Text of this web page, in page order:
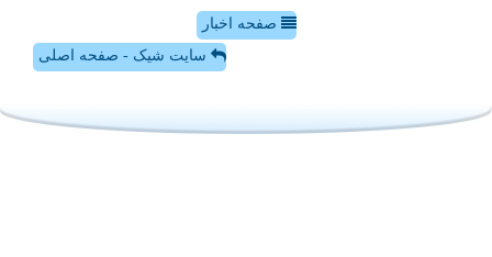
صفحه اخبار
سایت شیک - صفحه اصلی